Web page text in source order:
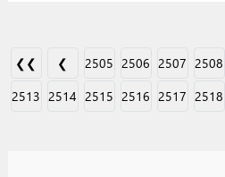
❮❮ ❮ 2505 2506 2507 2508
2513 2514 2515 2516 2517 2518